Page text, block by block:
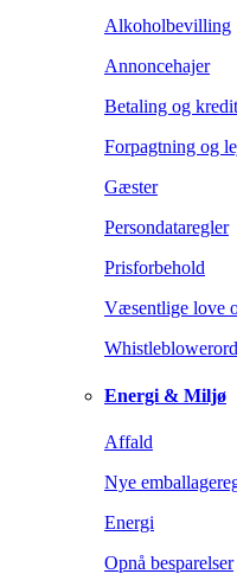
Alkoholbevilling
Annoncehajer
Betaling og
Forpagtning og
Gæster
Persondataregler
Prisforbehold
Væsentlige love
Energi & Miljø
Affald
Nye
Energi
Opnå besparelser